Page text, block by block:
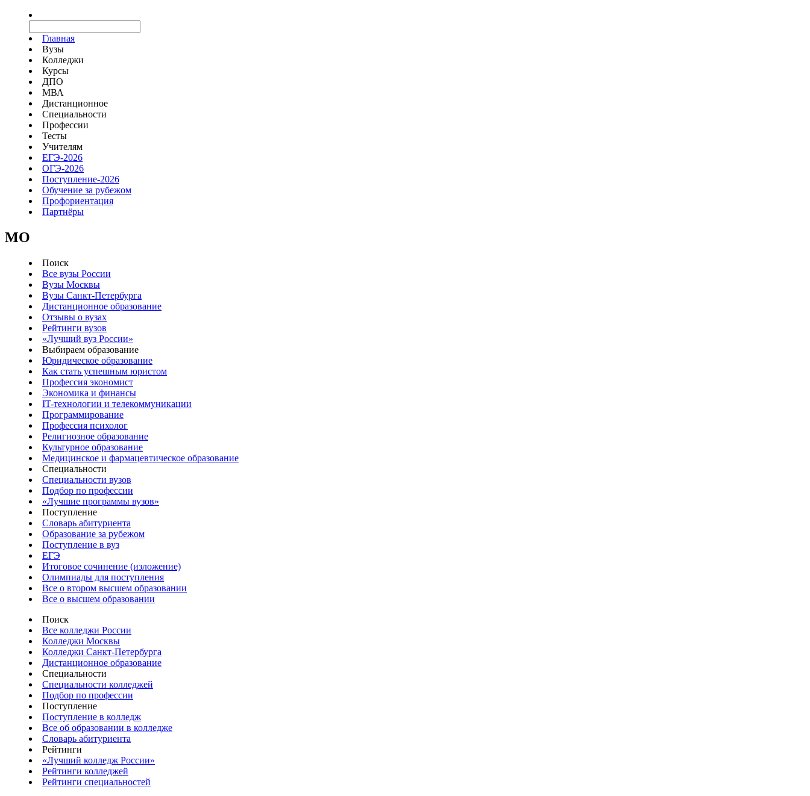
Главная
Вузы
Колледжи
Курсы
ДПО
МВА
Дистанционное
Специальности
Профессии
Тесты
Учителям
ЕГЭ-2026
ОГЭ-2026
Поступление-2026
Обучение за рубежом
Профориентация
Партнёры
MO
Поиск
Все вузы России
Вузы Москвы
Вузы Санкт-Петербурга
Дистанционное образование
Отзывы о вузах
Рейтинги вузов
«Лучший вуз России»
Выбираем образование
Юридическое образование
Как стать успешным юристом
Профессия экономист
Экономика и финансы
IT-технологии и телекоммуникации
Программирование
Профессия психолог
Религиозное образование
Культурное образование
Медицинское и фармацевтическое образование
Специальности
Специальности вузов
Подбор по профессии
«Лучшие программы вузов»
Поступление
Словарь абитуриента
Образование за рубежом
Поступление в вуз
ЕГЭ
Итоговое сочинение (изложение)
Олимпиады для поступления
Все о втором высшем образовании
Все о высшем образовании
Поиск
Все колледжи России
Колледжи Москвы
Колледжи Санкт-Петербурга
Дистанционное образование
Специальности
Специальности колледжей
Подбор по профессии
Поступление
Поступление в колледж
Все об образовании в колледже
Словарь абитуриента
Рейтинги
«Лучший колледж России»
Рейтинги колледжей
Рейтинги специальностей